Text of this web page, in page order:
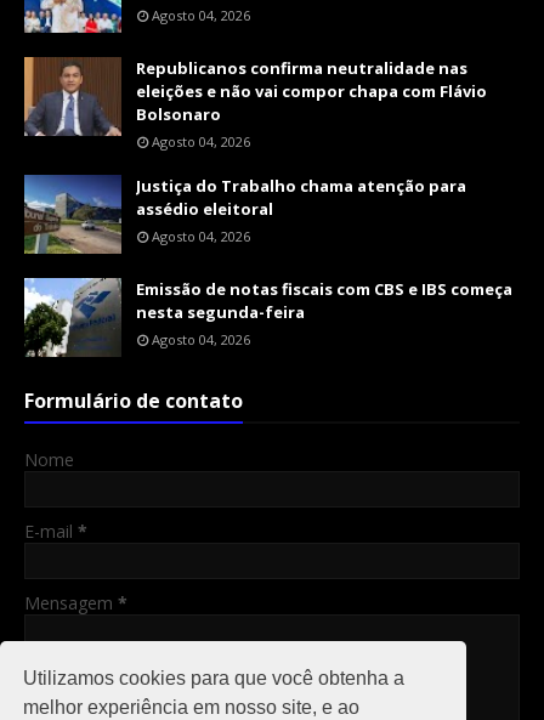
Utilizamos cookies para que você obtenha a
melhor experiência em nosso site, e ao
Agosto 04, 2026
Republicanos confirma neutralidade nas
eleições e não vai compor chapa com Flávio
Bolsonaro
Agosto 04, 2026
Justiça do Trabalho chama atenção para
assédio eleitoral
Agosto 04, 2026
Emissão de notas fiscais com CBS e IBS começa
nesta segunda-feira
Agosto 04, 2026
Formulário de contato
Nome
E-mail *
Mensagem *